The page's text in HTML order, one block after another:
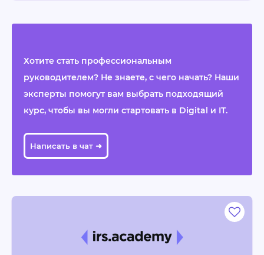
Хотите стать профессиональным
руководителем? Не знаете, с чего начать? Наши
эксперты помогут вам выбрать подходящий
курс, чтобы вы могли стартовать в Digital и IT.
Написать в чат ➜